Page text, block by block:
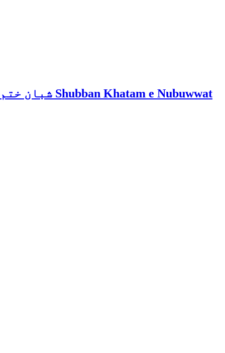
Shubban Khatam e Nubuwwat شبان ختم نبوت Shubban Khatam e Nubuwwat